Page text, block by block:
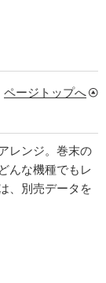
ページトップへ
レンジ。巻末の
んな機種でもレ
、別売データを